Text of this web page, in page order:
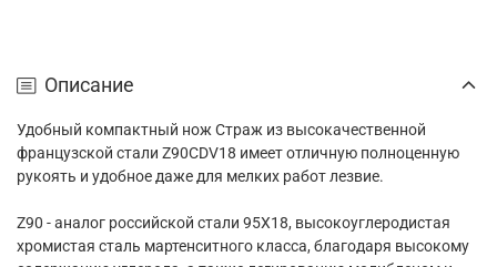
Описание
Удобный компактный нож Страж из высокачественной
французской стали Z90CDV18 имеет отличную полноценную
рукоять и удобное даже для мелких работ лезвие.
Z90 - аналог российской стали 95Х18, высокоуглеродистая
хромистая сталь мартенситного класса, благодаря высокому